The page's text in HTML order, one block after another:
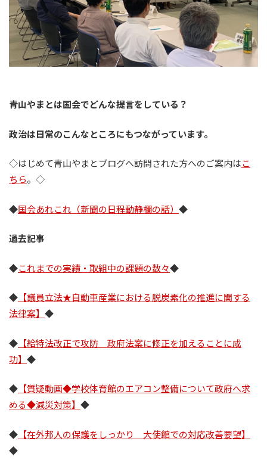
青山やまとは国会でどんな提言をしている？
政治は日常のこんなところにもつながっています。
◇はじめて青山やまとブログへ訪問された方へのご案内はこ
ちら。◇
◆国会あれこれ（新聞の日程動静欄の話） ◆
過去記事
◆これまでの実績・取組中の課題の数々◆
◆ 【議員立法★自動車産業における脱炭素化の推進に関する
法律案】 ◆
◆ 【給特法改正で攻防 政府法案に修正を加えることに成
功】 ◆
◆ 【質疑動画◆学校体育館のエアコン整備について政府へ求
める◆減災対策】 ◆
◆ 【在外邦人の保護をしっかり 大使館での対応改善要望】
◆